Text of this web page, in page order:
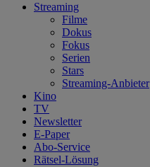
Streaming
Filme
Dokus
Fokus
Serien
Stars
Streaming-Anbieter
Kino
TV
Newsletter
E-Paper
Abo-Service
Rätsel-Lösung